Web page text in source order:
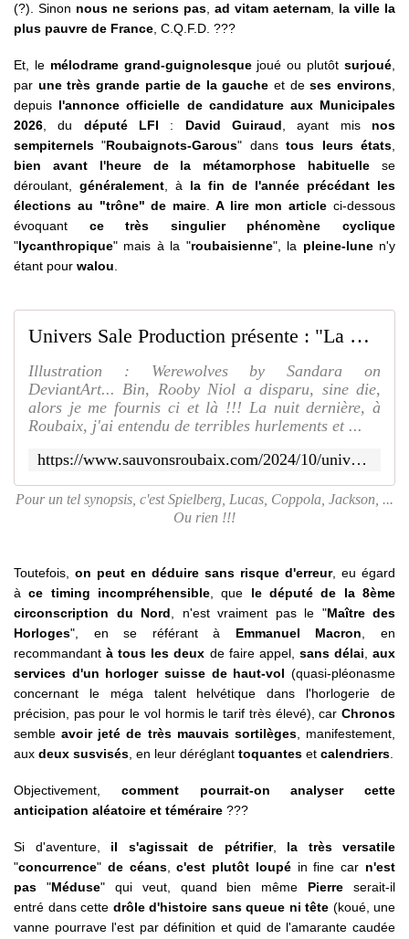
(?). Sinon nous ne serions pas ad vitam aeternam
la ville la
plus pauvre de France , C.Q.F.D. ???
Et, le mélodrame grand-guignolesquejoué ou plutôtsurjoué
par une très grande partie de la gaucheet deses environs
depuis l'annonce officielle de candidature aux Municipales
2026 , du député LFI : David Guiraud , ayant mis nos
sempiternels "Roubaignots-Garous" danstous leurs états
bien avant l'heure de la métamorphose habituelle se
déroulant, généralement , à la fin de l'année précédant les
élections au "trône" de maire
A lire mon article ci-dessous
évoquant ce très singulier phénomène cyclique
"lycanthropique" mais à la "roubaisienne", la pleine-lunen'y
étant pour walou
Univers Sale Production présente : "La Nuit Des Roubaignots-Garous... Le Enième Retour" !!! - SAUVONS ROUBAIX
Illustration : Werewolves by Sandara on
DeviantArt... Bin, Rooby Niol a disparu, sine die,
alors je me fournis ci et là !!! La nuit dernière, à
Roubaix, j'ai entendu de terribles hurlements et ...
https://www.sauvonsroubaix.com/2024/10/univers-sale-production-presente-la-nuit-des-roubaignots-garous.le-enieme-retour.html
Pour un tel synopsis, c'est Spielberg, Lucas, Coppola, Jackson, ...
Ou rien !!!
Toutefois, on peut en déduire sans risque d'erreur, eu égard
àce timing incompréhensible , que le député de la 8ème
circonscription du Nord , n'est vraiment pas le "Maître des
Horloges", en se référant à Emmanuel Macron , en
recommandantà tous les deux de faire appel, sans délai ,aux
services d'un horloger suisse de haut-vol (quasi-pléonasme
concernant le méga talent helvétique dans l'horlogerie de
précision, pas pour le vol hormis le tarif très élevé), car Chronos
sembleavoir jeté de très mauvais sortilèges, manifestement,
aux deux susvisés , en leur déréglant toquantes et calendriers
Objectivement, comment pourrait-on analyser cette
anticipation aléatoire et téméraire ???
Si d'aventure, il s'agissait de pétrifier, la très versatile
"concurrence" de céans, c'est plutôt loupéin fine car n'est
pas "Méduse" qui veut, quand bien même Pierre serait-il
entré dans cette drôle d'histoire sans queue ni tête (koué, une
vanne pourrave l'est par définition et quid de l'amarante caudée